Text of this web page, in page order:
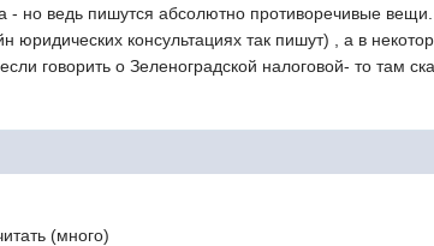
- но ведь пишутся абсолютно противоречивые
юридических консультациях так пишут) , а в
говорить о Зеленоградской налоговой- то там
(много)